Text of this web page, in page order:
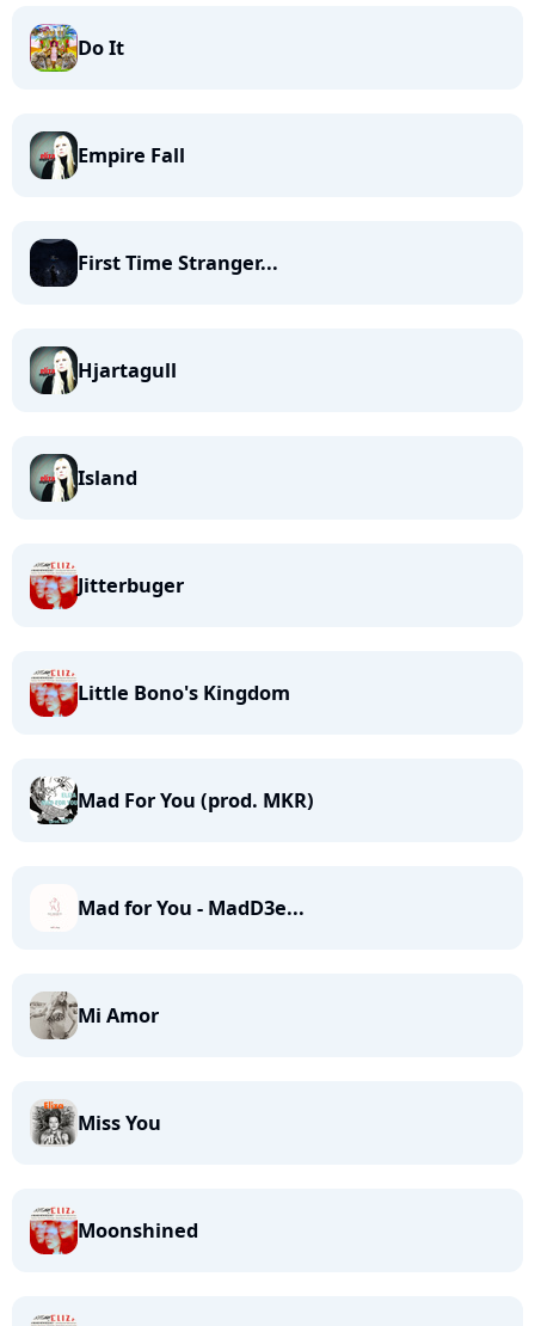
Do It
Empire Fall
First Time Stranger...
Hjartagull
Island
Jitterbuger
Little Bono's Kingdom
Mad For You (prod. MKR)
Mad for You - MadD3e...
Mi Amor
Miss You
Moonshined